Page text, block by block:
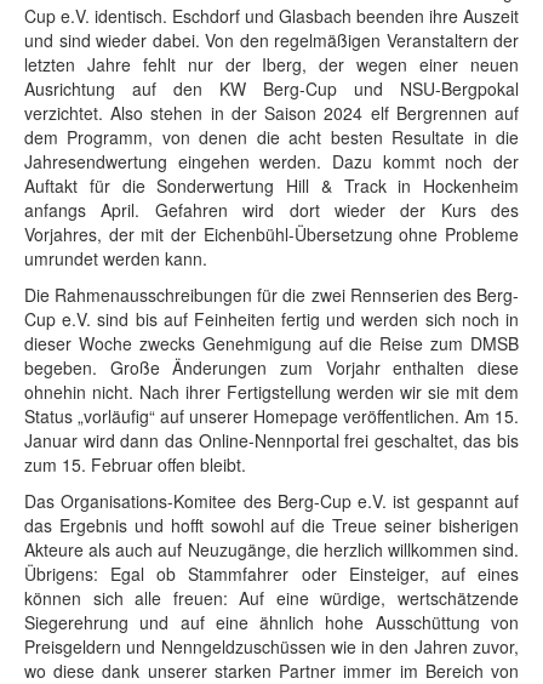
Cup e.V. identisch. Eschdorf und Glasbach beenden ihre Auszeit
und sind wieder dabei. Von den regelmäßigen Veranstaltern der
letzten Jahre fehlt nur der Iberg, der wegen einer neuen
Ausrichtung auf den KW Berg-Cup und NSU-Bergpokal
verzichtet. Also stehen in der Saison 2024 elf Bergrennen auf
dem Programm, von denen die acht besten Resultate in die
Jahresendwertung eingehen werden. Dazu kommt noch der
Auftakt für die Sonderwertung Hill & Track in Hockenheim
anfangs April. Gefahren wird dort wieder der Kurs des
Vorjahres, der mit der Eichenbühl-Übersetzung ohne Probleme
umrundet werden kann.
Die Rahmenausschreibungen für die zwei Rennserien des Berg-
Cup e.V. sind bis auf Feinheiten fertig und werden sich noch in
dieser Woche zwecks Genehmigung auf die Reise zum DMSB
begeben. Große Änderungen zum Vorjahr enthalten diese
ohnehin nicht. Nach ihrer Fertigstellung werden wir sie mit dem
Status „vorläufig“ auf unserer Homepage veröffentlichen. Am 15.
Januar wird dann das Online-Nennportal frei geschaltet, das bis
zum 15. Februar offen bleibt.
Das Organisations-Komitee des Berg-Cup e.V. ist gespannt auf
das Ergebnis und hofft sowohl auf die Treue seiner bisherigen
Akteure als auch auf Neuzugänge, die herzlich willkommen sind.
Übrigens: Egal ob Stammfahrer oder Einsteiger, auf eines
können sich alle freuen: Auf eine würdige, wertschätzende
Siegerehrung und auf eine ähnlich hohe Ausschüttung von
Preisgeldern und Nenngeldzuschüssen wie in den Jahren zuvor,
wo diese dank unserer starken Partner immer im Bereich von